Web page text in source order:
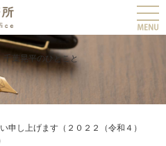
t
o
g
i
申し上げます（２０２２（令和４）